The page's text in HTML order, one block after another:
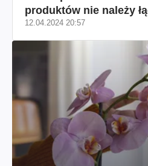
produktów nie należy
12.04.2024 20:57